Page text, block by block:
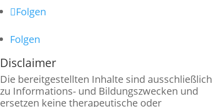
Folgen
Folgen
Disclaimer
Die bereitgestellten Inhalte sind ausschließlich
zu Informations- und Bildungszwecken und
ersetzen keine therapeutische oder